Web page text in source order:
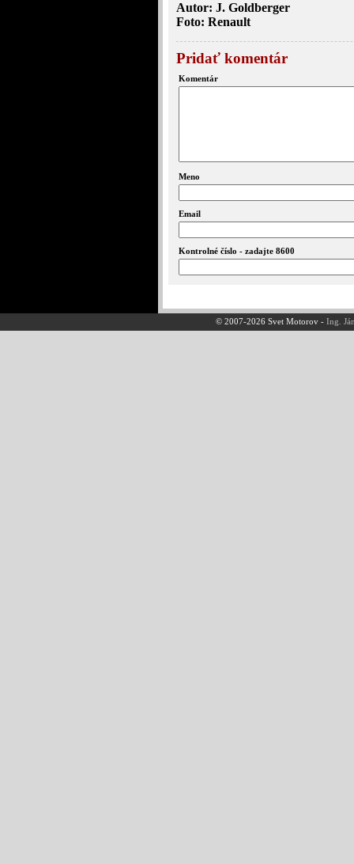
Autor: J. Goldberger
Foto: Renault
Pridať komentár
Komentár
Meno
Email
Kontrolné číslo - zadajte 8600
© 2007-2026 Svet Motorov -Ing.